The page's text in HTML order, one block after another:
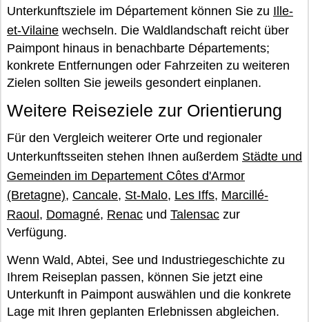
Unterkunftsziele im Département können Sie zu Ille-
et-Vilaine wechseln. Die Waldlandschaft reicht über
Paimpont hinaus in benachbarte Départements;
konkrete Entfernungen oder Fahrzeiten zu weiteren
Zielen sollten Sie jeweils gesondert einplanen.
Weitere Reiseziele zur Orientierung
Für den Vergleich weiterer Orte und regionaler
Unterkunftsseiten stehen Ihnen außerdem Städte und
Gemeinden im Departement Côtes d'Armor
(Bretagne), Cancale, St-Malo, Les Iffs, Marcillé-
Raoul , Domagné, Renac und Talensac zur
Verfügung.
Wenn Wald, Abtei, See und Industriegeschichte zu
Ihrem Reiseplan passen, können Sie jetzt eine
Unterkunft in Paimpont auswählen und die konkrete
Lage mit Ihren geplanten Erlebnissen abgleichen.